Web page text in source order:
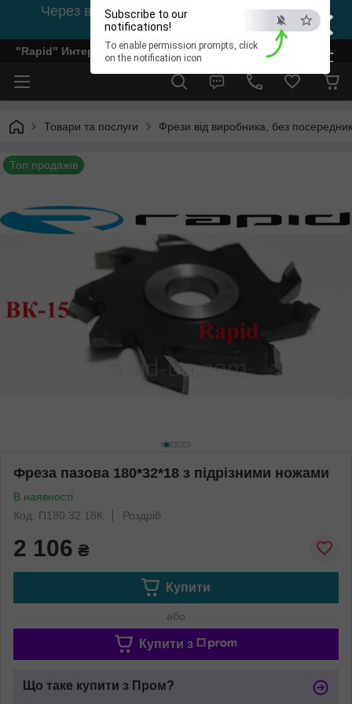
×
ESC
Subscribe to our
notifications!
To enable permission prompts, click
on the notification icon
Через відсутність світла, зв'язок на viber
0978002056
"Rapid" Интернет-магазин деревообрабатывающего
Товари та послуги Фрези від виробника, без
Топ продажів
Фреза пазова 180*32*18 з підрізними ножами
В наявності
Код: П180.32.18К
Роздріб
2 106 ₴
Купити
або
Купити з
Що таке купити з Пром?